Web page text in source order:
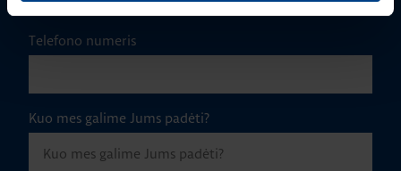
Telefono numeris
Kuo mes galime Jums padėti?